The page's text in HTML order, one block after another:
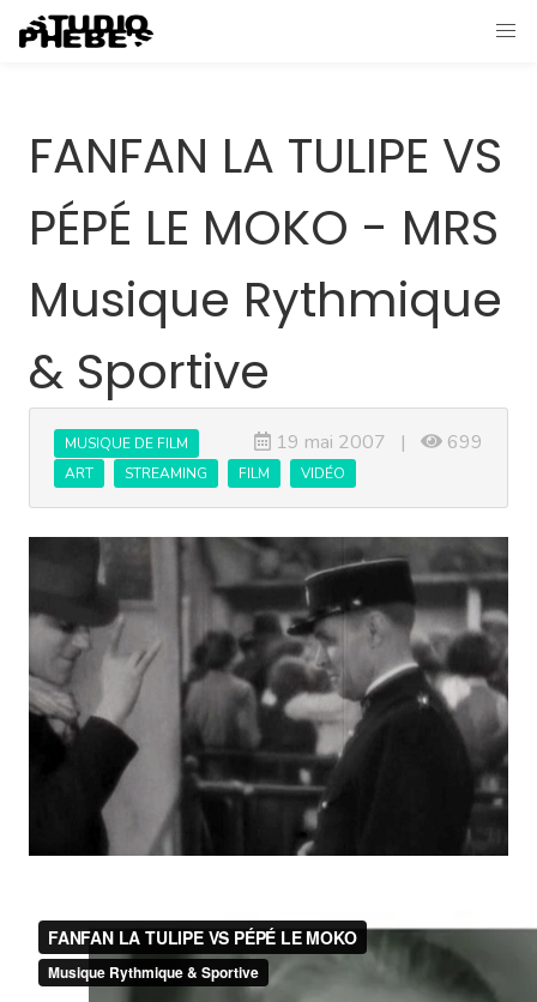
FANFAN LA TULIPE VS
PÉPÉ LE MOKO - MRS
Musique Rythmique
& Sportive
19 mai 2007 | 699
MUSIQUE DE FILM
ART
STREAMING FILM VIDÉO